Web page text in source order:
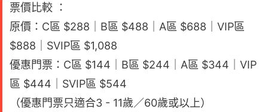
票價比較 ：
原價：C區 $288｜B區 $488｜A區 $688｜VIP區
$888｜SVIP區 $1,088
優惠門票：C區 $144｜B區 $244｜A區 $344｜VIP
區 $444｜SVIP區 $544
（優惠門票只適合3 - 11歲／60歲或以上）